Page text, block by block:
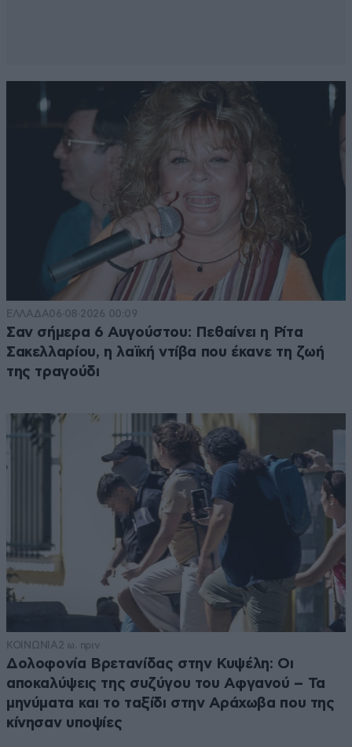
ΕΛΛΑΔΑ06·08·2026 00:09
Σαν σήμερα 6 Αυγούστου: Πεθαίνει η Ρίτα
Σακελλαρίου, η λαϊκή ντίβα που έκανε τη ζωή
της τραγούδι
ΚΟΙΝΩΝΙΑ2 ω. πριν
Δολοφονία Βρετανίδας στην Κυψέλη: Οι
αποκαλύψεις της συζύγου του Αφγανού – Τα
μηνύματα και το ταξίδι στην Αράχωβα που της
κίνησαν υποψίες